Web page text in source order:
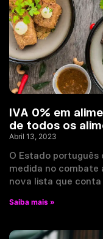
IVA 0% em
de todos os
Abril 13, 2023
O Estado português
medida no combate
nova lista que conta
Saiba mais »